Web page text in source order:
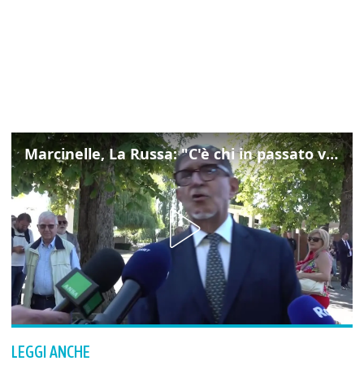
Marcinelle, La Russa: "C'è chi in passato voltava le spalle a Marcinelle"
LEGGI ANCHE